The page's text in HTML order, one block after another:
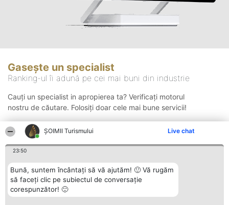
ȘOIMII Turismului Live chat
23:50
Bună, suntem încântați să vă ajutăm! 🙂 Vă rugăm
să faceți clic pe subiectul de conversație
corespunzător! 🙂
Gasește un specialist
Ranking-ul îi adună pe cei mai buni din industrie
Cauți un specialist in apropierea ta? Verificați motorul
nostru de căutare. Folosiți doar cele mai bune servicii!